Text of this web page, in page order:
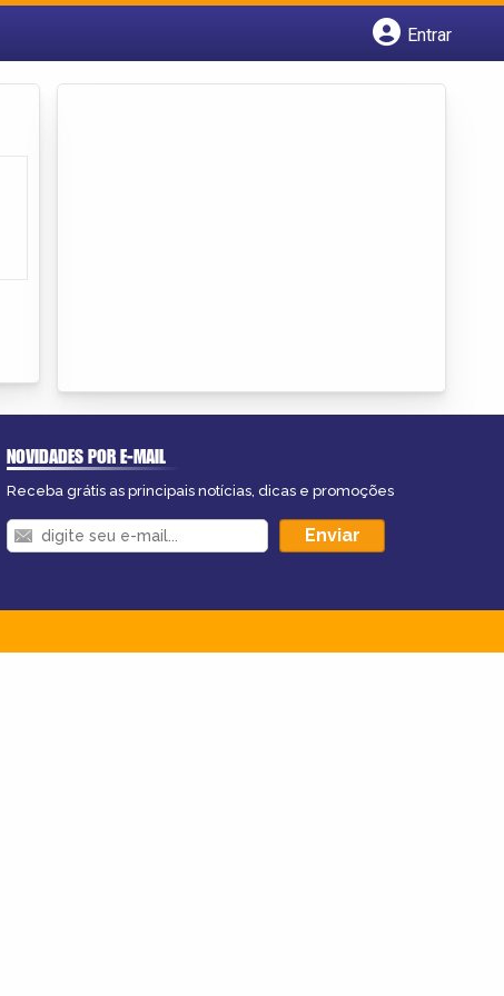
Entrar
NOVIDADES POR E-MAIL
Receba grátis as principais notícias, dicas e promoções